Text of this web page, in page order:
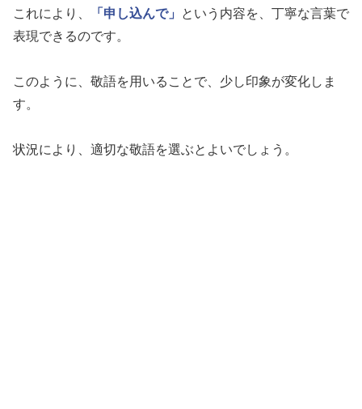
これにより、 「申し込んで」
という内容を、丁寧な言葉で
表現できるのです。
このように、敬語を用いることで、少し印象が変化しま
す。
状況により、適切な敬語を選ぶとよいでしょう。